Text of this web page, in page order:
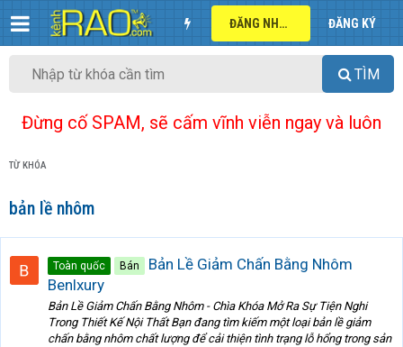
ĐĂNG NHẬP ĐĂNG KÝ
TÌM
Đừng cố SPAM, sẽ cấm vĩnh viễn ngay và luôn
TỪ KHÓA
bản lề nhôm
Toàn quốc Bán
Bản Lề Giảm Chấn Bằng Nhôm
Benlxury
Bản Lề Giảm Chấn Bằng Nhôm - Chìa Khóa Mở Ra Sự Tiện Nghi
Trong Thiết Kế Nội Thất Bạn đang tìm kiếm một loại bản lề giảm
chấn bằng nhôm chất lượng để cải thiện tình trạng lỗ hổng trong sản